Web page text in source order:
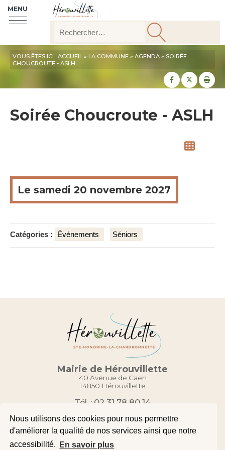
Nous utilisons des cookies pour nous permettre
d'améliorer la qualité de nos services ainsi que notre
accessibilité.
En savoir plus
MENU
VOUS ÊTES ICI : ACCUEIL» LA COMMUNE » AGENDA » SOIRÉE
CHOUCROUTE - ASLH
Partager sur
Soirée Choucroute - ASLH
Le samedi 20 novembre 2027
Catégories : Événements Séniors
Mairie de Hérouvillette
40 Avenue de Caen
14850 Hérouvillette
Tél. : 02 31 78 80 14
Contact